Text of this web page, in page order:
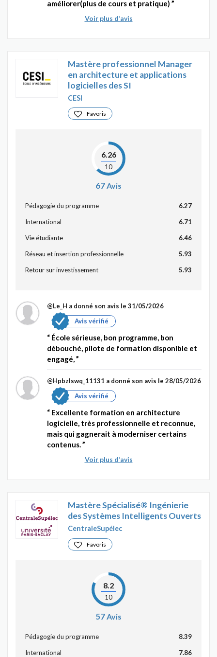
améliorer(plus de cours et pratique)
Voir plus d’avis
Mastère professionnel Manager
en architecture et applications
logicielles des SI
CESI
Favoris
6.26
10
67Avis
Pédagogie du programme 6.27
International 6.71
Vie étudiante 6.46
Réseau et insertion professionnelle 5.93
Retour sur investissement 5.93
@Le_H a donné son avis le 31/05/2026
Avis vérifié
École sérieuse, bon programme, bon
débouché, pilote de formation disponible et
engagé,
@Hpbzlswq_11131 a donné son avis le 28/05/2026
Avis vérifié
Excellente formation en architecture
logicielle, très professionnelle et reconnue,
mais qui gagnerait à moderniser certains
contenus.
Voir plus d’avis
Mastère Spécialisé® Ingénierie
des Systèmes Intelligents Ouverts
CentraleSupélec
Favoris
8.2
10
57Avis
Pédagogie du programme 8.39
International 7.86